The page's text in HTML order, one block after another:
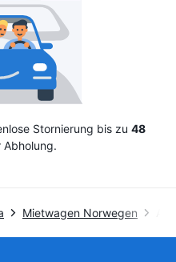
Stornierung bis zu 48
Abholung.
Mietwagen Norwegen